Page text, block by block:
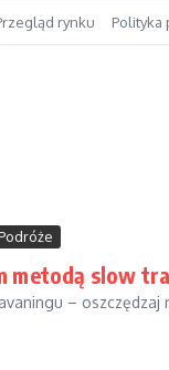
rynku Polityka
metodą slow
– oszczędzaj